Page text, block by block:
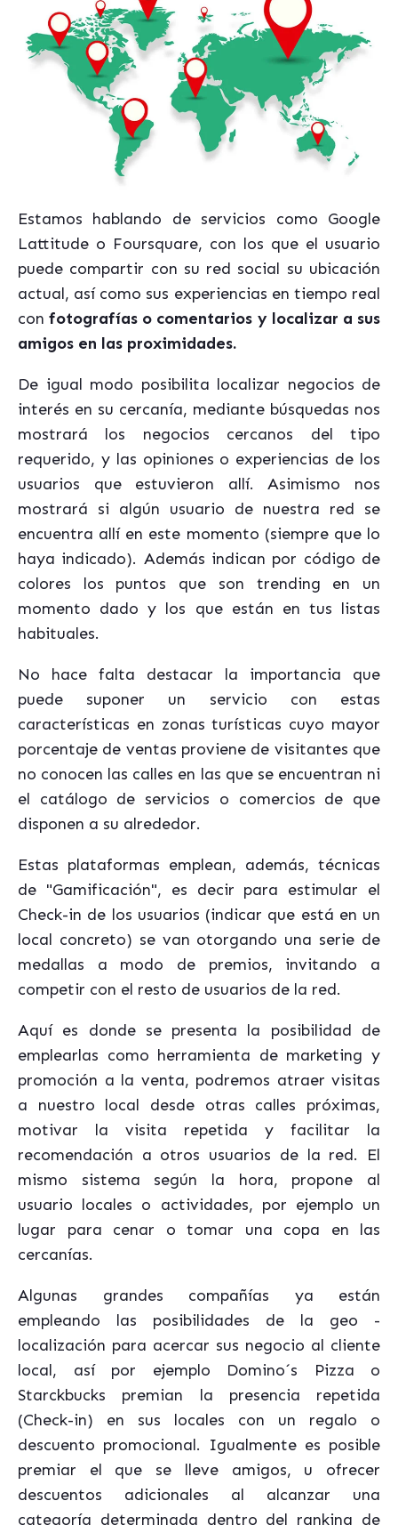
Estamos hablando de servicios como Google
Lattitude o Foursquare, con los que el usuario
puede compartir con su red social su ubicación
actual, así como sus experiencias en tiempo real
confotografías o comentarios y localizar a sus
amigos en las proximidades.
De igual modo posibilita localizar negocios de
interés en su cercanía, mediante búsquedas nos
mostrará los negocios cercanos del tipo
requerido, y las opiniones o experiencias de los
usuarios que estuvieron allí. Asimismo nos
mostrará si algún usuario de nuestra red se
encuentra allí en este momento (siempre que lo
haya indicado). Además indican por código de
colores los puntos que son trending en un
momento dado y los que están en tus listas
habituales.
No hace falta destacar la importancia que
puede suponer un servicio con estas
características en zonas turísticas cuyo mayor
porcentaje de ventas proviene de visitantes que
no conocen las calles en las que se encuentran ni
el catálogo de servicios o comercios de que
disponen a su alrededor.
Estas plataformas emplean, además, técnicas
de "Gamificación", es decir para estimular el
Check-in de los usuarios (indicar que está en un
local concreto) se van otorgando una serie de
medallas a modo de premios, invitando a
competir con el resto de usuarios de la red.
Aquí es donde se presenta la posibilidad de
emplearlas como herramienta de marketing y
promoción a la venta, podremos atraer visitas
a nuestro local desde otras calles próximas,
motivar la visita repetida y facilitar la
recomendación a otros usuarios de la red. El
mismo sistema según la hora, propone al
usuario locales o actividades, por ejemplo un
lugar para cenar o tomar una copa en las
cercanías.
Algunas grandes compañías ya están
empleando las posibilidades de la geo -
localización para acercar sus negocio al cliente
local, así por ejemplo Domino´s Pizza o
Starckbucks premian la presencia repetida
(Check-in) en sus locales con un regalo o
descuento promocional. Igualmente es posible
premiar el que se lleve amigos, u ofrecer
descuentos adicionales al alcanzar una
categoría determinada dentro del ranking de